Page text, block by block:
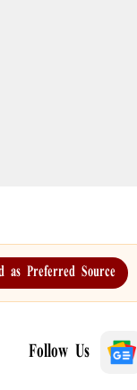
as Preferred Source
Follow Us